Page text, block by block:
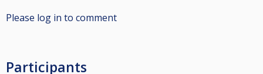
Please log in to comment
Participants